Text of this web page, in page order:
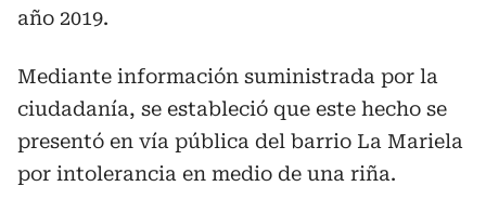
año 2019.
Mediante información suministrada por la
ciudadanía, se estableció que este hecho se
presentó en vía pública del barrio La Mariela
por intolerancia en medio de una riña.